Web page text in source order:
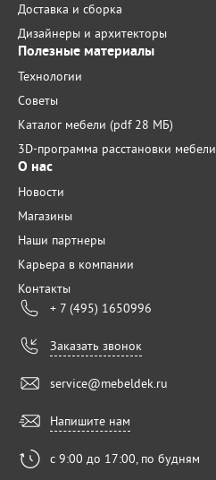
Доставка и сборка
Дизайнеры и архитекторы
Полезные материалы
Технологии
Советы
Каталог мебели (pdf 28 МБ)
3D-программа расстановки мебели
О нас
Новости
Магазины
Наши партнеры
Карьера в компании
Контакты
+ 7 (495) 1650996
Заказать звонок
service@mebeldek.ru
Напишите нам
с 9:00 до 17:00, по будням